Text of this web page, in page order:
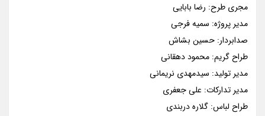
مجری طرح: رضا بابایی
مدیر پروژه: سمیه فرجی
صدابردار: حسین بشاش
طراح گریم: محمود دهقانی
مدیر تولید: سیدمهدی نریمانی
مدیر تدارکات: علی جعفری
طراح لباس: گلاره دربندی